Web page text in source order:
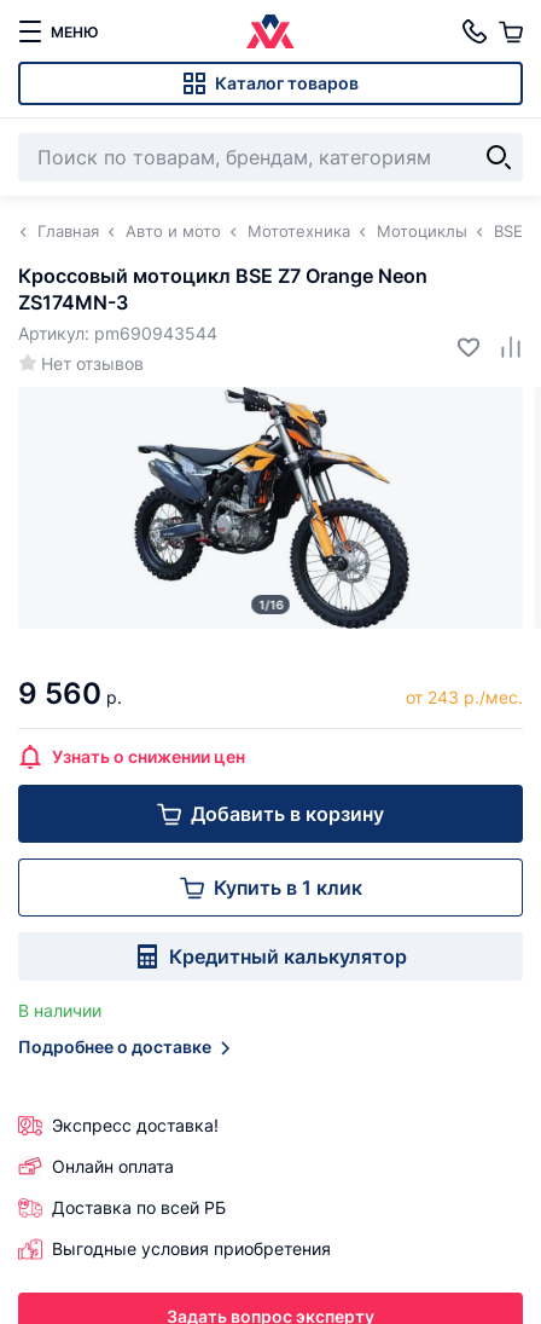
МЕНЮ
Каталог товаров
Главная Авто и мото Мототехника Мотоциклы BSE
Кроссовый мотоцикл BSE Z7 Orange Neon
ZS174MN-3
Нет отзывов
Артикул: pm690943544
1/16
9 560 р. от 243 р./мес.
Узнать о снижении цен
Добавить в корзину
Купить в 1 клик
Кредитный калькулятор
В наличии
Подробнее о доставке
Экспресс доставка!
Онлайн оплата
Доставка по всей РБ
Выгодные условия приобретения
Задать вопрос эксперту